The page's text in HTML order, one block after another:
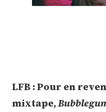
LFB : Pour en
mixtape,